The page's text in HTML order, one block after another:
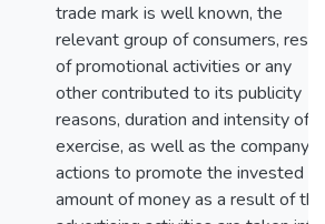
trade mark is well known, the
relevant group of consumers,
of promotional activities or any
other contributed to its publicity
reasons, duration and intensity of
exercise, as well as the company's
actions to promote the invested
amount of money as a result of the